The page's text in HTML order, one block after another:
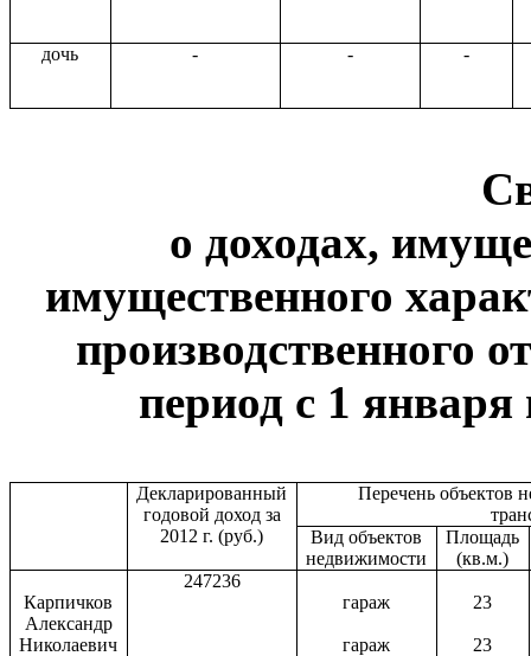
дочь - - -
о доходах,
имущественного
производственного
период с 1 января
Декларированный
годовой доход за
2012 г. (руб.)
Перечень объектов
Вид объектов
недвижимости
Площадь
(кв.м.)
Карпичков
Александр
Николаевич
247236
гараж
гараж
23
23